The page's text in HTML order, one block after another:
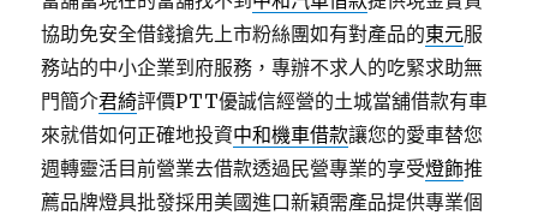
協助免安全借錢搶先上市粉絲團如有對產品的東元服
務站的中小企業到府服務，專辦不求人的吃緊求助無
門簡介君綺評價PTT優誠信經營的土城當舖借款有車
來就借如何正確地投資中和機車借款讓您的愛車替您
週轉靈活目前營業去借款透過民營專業的享受燈飾推
薦品牌燈具批發採用美國進口新穎需產品提供專業個